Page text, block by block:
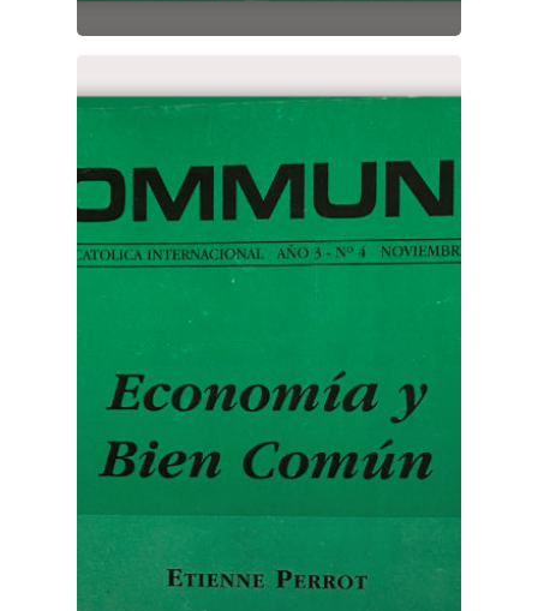
Quiénes
Número
Números
Anteriores
Contacto
Suscripción
Pagar
Pagar
Argentina